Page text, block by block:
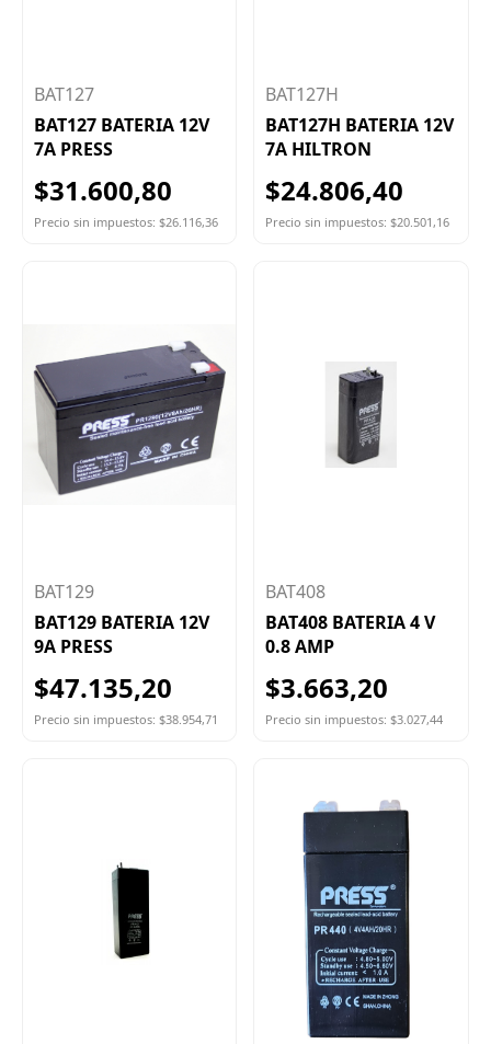
BAT127
BAT127 BATERIA 12V
7A PRESS
$31.600,80
Precio sin impuestos: $26.116,36
BAT127H
BAT127H BATERIA 12V
7A HILTRON
$24.806,40
Precio sin impuestos: $20.501,16
BAT129
BAT129 BATERIA 12V
9A PRESS
$47.135,20
Precio sin impuestos: $38.954,71
BAT408
BAT408 BATERIA 4 V
0.8 AMP
$3.663,20
Precio sin impuestos: $3.027,44